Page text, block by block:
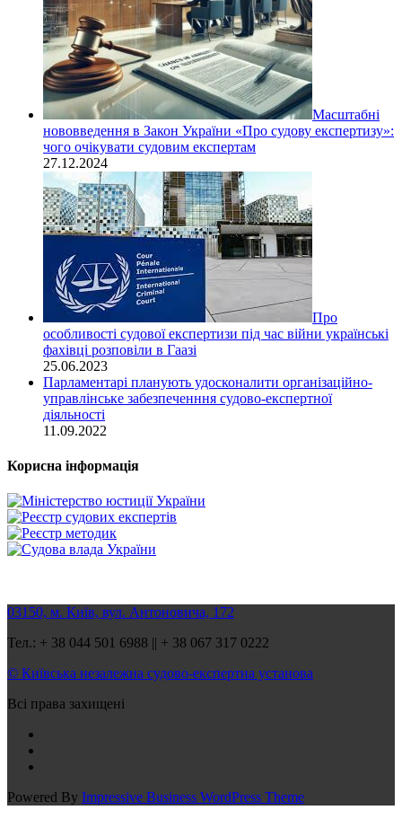
Масштабні
нововведення в Закон України «Про судову експертизу»:
чого очікувати судовим експертам
27.12.2024
Про
особливості судової експертизи під час війни українські
фахівці розповіли в Гаазі
25.06.2023
Парламентарі планують удосконалити організаційно-
управлінське забезпеченння судово-експертної
діяльності
11.09.2022
Корисна інформація
03150, м. Київ, вул. Антоновича, 172
Тел.: + 38 044 501 6988 || + 38 067 317 0222
© Київська незалежна судово-експертна установа
Всі права захищені
Powered By Impressive Business WordPress Theme